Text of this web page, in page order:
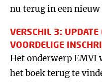
nu terug in een
VERSCHIL 3: UPDATE
VOORDELIGE
Het onderwerp EMVI
het boek terug te